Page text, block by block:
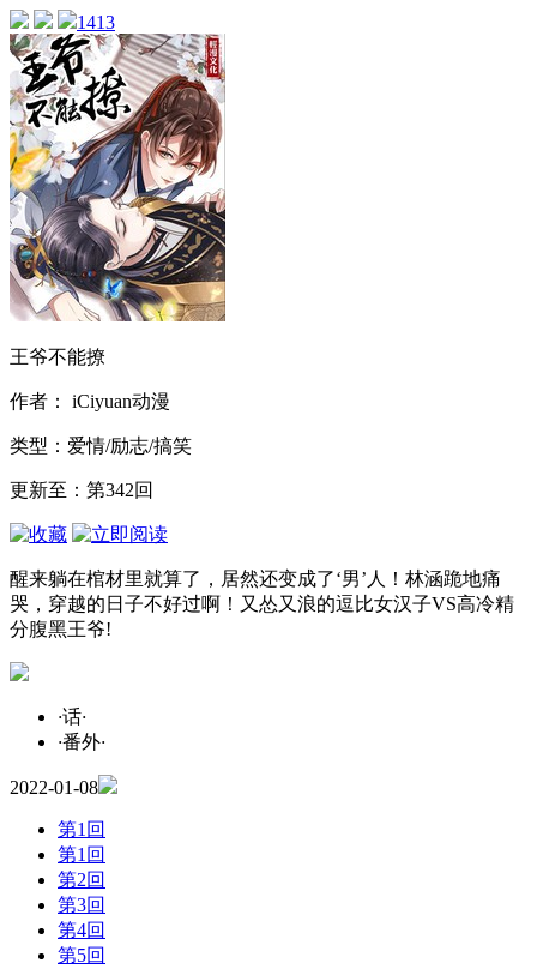
1413
王爷不能撩
作者： iCiyuan动漫
类型：爱情/励志/搞笑
更新至：第342回
醒来躺在棺材里就算了，居然还变成了‘男’人！林涵跪地痛
哭，穿越的日子不好过啊！又怂又浪的逗比女汉子VS高冷精
分腹黑王爷!
·话·
·番外·
2022-01-08
第1回
第1回
第2回
第3回
第4回
第5回